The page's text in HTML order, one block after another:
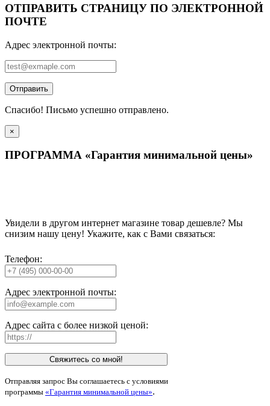
ОТПРАВИТЬ СТРАНИЦУ ПО ЭЛЕКТРОННОЙ
ПОЧТЕ
Адрес электронной почты:
Отправить
Спасибо! Письмо успешно отправлено.
×
ПРОГРАММА «Гарантия минимальной цены»
Увидели в другом интернет магазине товар дешевле? Мы
снизим нашу цену! Укажите, как с Вами связаться:
Телефон:
Адрес электронной почты:
Адрес сайта с более низкой ценой:
Свяжитесь со мной!
Отправляя запрос Вы соглашаетесь с условиями
программы «Гарантия минимальной цены».